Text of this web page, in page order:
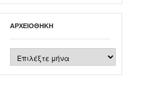
ΑΡΧΕΙΟΘΉΚΗ